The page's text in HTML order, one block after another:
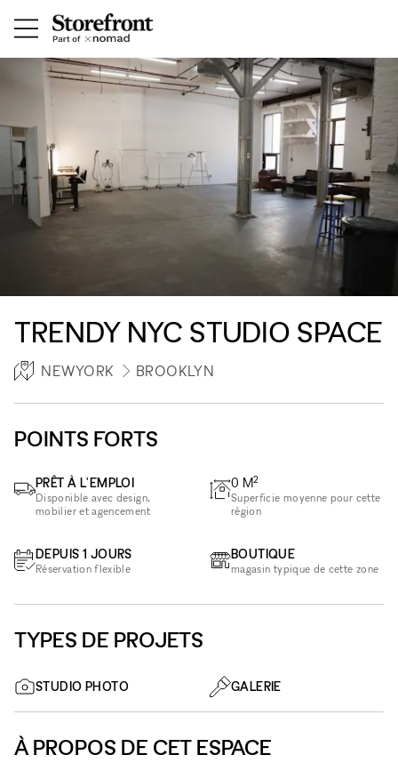
TRENDY NYC STUDIO SPACE
NEWYORK BROOKLYN
POINTS FORTS
PRÊT À L'EMPLOI
Disponible avec design,
mobilier et agencement
DEPUIS 1 JOURS
Réservation flexible
0 M2
Superficie moyenne pour cette
région
BOUTIQUE
magasin typique de cette zone
TYPES DE PROJETS
STUDIO PHOTO GALERIE
À PROPOS DE CET ESPACE